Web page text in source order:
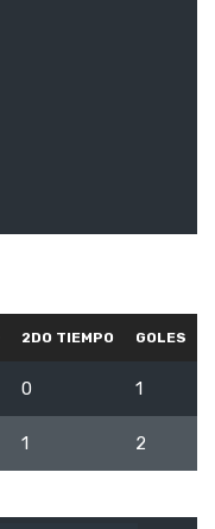
2DO TIEMPO GOLES
0 1
1 2